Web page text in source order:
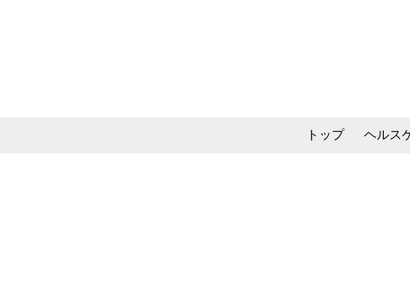
トップ ヘルス